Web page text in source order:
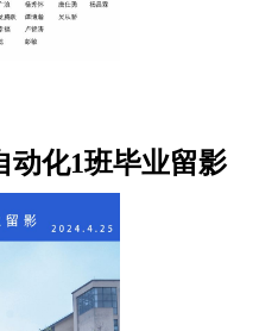
动化1班毕业留影